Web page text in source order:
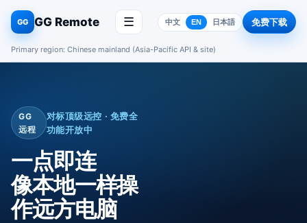
GG GG Remote ☰ 中文 EN 日本語 免费下载
Primary region: Chinese mainland (Asia-Pacific API & site)
GG
远程
对标顶级远控 · 免费全
功能开放中
一点即连
像本地一样操
作远方电脑